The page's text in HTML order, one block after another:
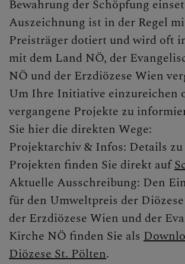
Bewahrung der Schöpfung
Auszeichnung ist in der Regel
Preisträger dotiert und wird oft
mit dem Land NÖ, der
NÖ und der Erzdiözese Wien
Um Ihre Initiative einzureichen
vergangene Projekte zu
Sie hier die direkten Wege:
Projektarchiv & Infos: Details
Projekten finden Sie direkt auf
Aktuelle Ausschreibung: Den
für den Umweltpreis der
der Erzdiözese Wien und der
Kirche NÖ finden Sie als
Diözese St. Pölten.